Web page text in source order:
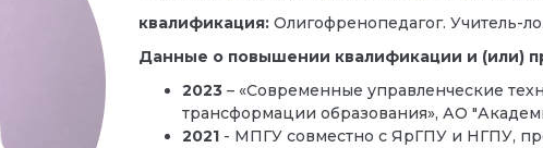
квалификация: Олигофренопедагог. Учитель-
Данные о повышении квалификации и (или)
2023– «Современные управленческие
трансформации образования», АО
2021 - МПГУ совместно с ЯрГПУ и НГПУ,